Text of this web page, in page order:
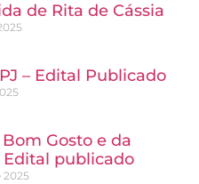
de Rita de Cássia
– Edital Publicado
Gosto e da
Edital publicado
2025